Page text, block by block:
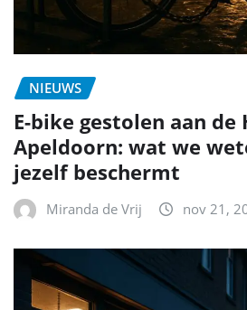
NIEUWS
E-bike gestolen aan
Apeldoorn: wat we
jezelf beschermt
Miranda de Vrij nov 21,